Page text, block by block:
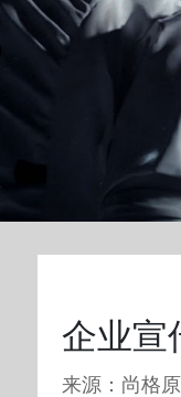
企业宣
来源：尚格